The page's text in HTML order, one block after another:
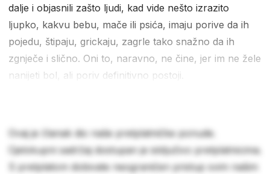
dalje i objasnili zašto ljudi, kad vide nešto izrazito
ljupko, kakvu bebu, mače ili psića, imaju porive da ih
pojedu, štipaju, grickaju, zagrle tako snažno da ih
zgnječe i slično. Oni to, naravno, ne čine, jer im ne žele
nanijeti bol, ali poriv definitivno postoji.
Ovaj je članak dio naše pretplatničke ponude.
Cjelokupni sadržaj dostupan je isključivo pretplatnicima.
S pretplatom dobivate neograničen pristup svim našim